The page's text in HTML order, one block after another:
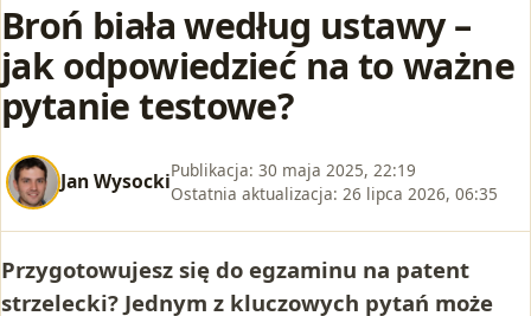
Broń biała według ustawy –
jak odpowiedzieć na to ważne
pytanie testowe?
Jan WysockiPublikacja: 30 maja 2025, 22:19
Ostatnia aktualizacja: 26 lipca 2026, 06:35
Przygotowujesz się do egzaminu na patent
strzelecki? Jednym z kluczowych pytań może